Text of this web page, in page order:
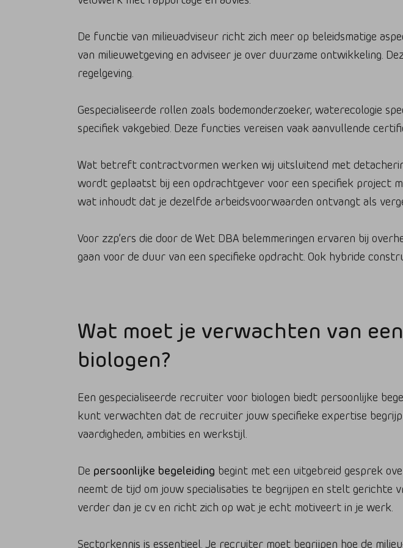
De functie van milieuadviseur richt zich meer op beleidsmatige
van milieuwetgeving en adviseer je over duurzame ontwikkeling.
regelgeving.
Gespecialiseerde rollen zoals bodemonderzoeker, waterecologie
specifiek vakgebied. Deze functies vereisen vaak aanvullende
Wat betreft contractvormen werken wij uitsluitend met
wordt geplaatst bij een opdrachtgever voor een specifiek project
wat inhoudt dat je dezelfde arbeidsvoorwaarden ontvangt als
Voor zzp’ers die door de Wet DBA belemmeringen ervaren bij
gaan voor de duur van een specifieke opdracht. Ook hybride
Wat moet je verwachten van
biologen?
Een gespecialiseerde recruiter voor biologen biedt persoonlijke
kunt verwachten dat de recruiter jouw specifieke expertise
vaardigheden, ambities en werkstijl.
De persoonlijke begeleiding begint met een uitgebreid gesprek
neemt de tijd om jouw specialisaties te begrijpen en stelt
verder dan je cv en richt zich op wat je echt motiveert in je werk.
Sectorkennis is essentieel. Je recruiter moet begrijpen hoe de